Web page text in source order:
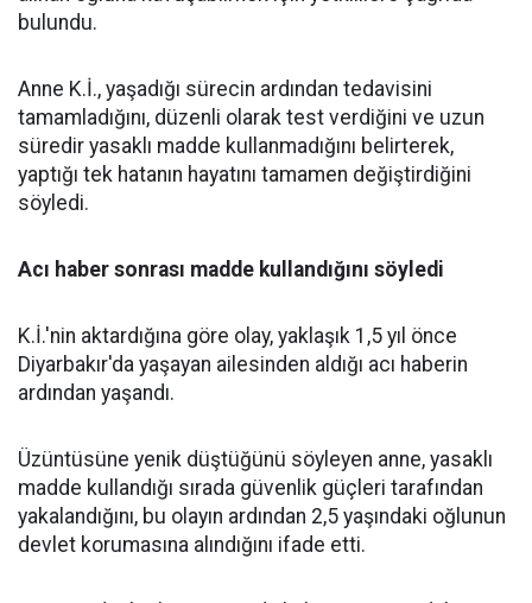
bulundu.
Anne K.İ., yaşadığı sürecin ardından tedavisini
tamamladığını, düzenli olarak test verdiğini ve uzun
süredir yasaklı madde kullanmadığını belirterek,
yaptığı tek hatanın hayatını tamamen değiştirdiğini
söyledi.
Acı haber sonrası madde kullandığını söyledi
K.İ.'nin aktardığına göre olay, yaklaşık 1,5 yıl önce
Diyarbakır'da yaşayan ailesinden aldığı acı haberin
ardından yaşandı.
Üzüntüsüne yenik düştüğünü söyleyen anne, yasaklı
madde kullandığı sırada güvenlik güçleri tarafından
yakalandığını, bu olayın ardından 2,5 yaşındaki oğlunun
devlet korumasına alındığını ifade etti.